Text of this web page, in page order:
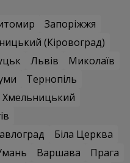
Запоріжжя
(Кіровоград)
Львів
Миколаїв
Тернопіль
Хмельницький
Біла Церква
Варшава
Прага